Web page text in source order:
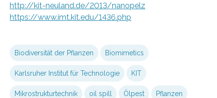
http://kit-neuland.de/2013/nanopelz
https://www.imt.kit.edu/1436.php
Biodiversität der Pflanzen Biomimetics
Karlsruher Institut für Technologie KIT
Mikrostrukturtechnik oil spill Ölpest Pflanzen